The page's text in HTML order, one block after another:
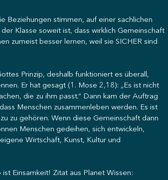
Beziehungen stimmen, auf einer sachlichen
Klasse soweit ist, dass wirklich Gemeinschaft
zumeist besser lernen, weil sie SICHER sind
Prinzip, deshalb funktioniert es überall,
Er hat gesagt (1. Mose 2,18): „Es ist nicht
die zu ihm passt.“ Dann kam der Auftrag
Menschen zusammenleben werden. Es ist
zu gehören. Wenn diese Gemeinschaft dann
Menschen gedeihen, sich entwickeln,
Wirtschaft, Kunst, Kultur und
Einsamkeit! Zitat aus Planet Wissen: